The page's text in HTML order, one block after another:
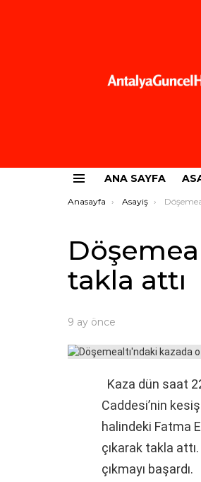
ANA SAYFA
Buradasınız:
Anasayfa Asayiş
takla attı
9 ay önce
Kaza dün saat
Caddesi’nin
halindeki Fatma
çıkarak takla
çıkmayı başardı.